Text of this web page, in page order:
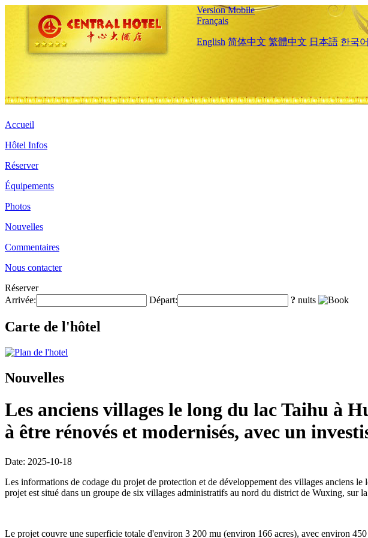
Version Mobile
Français
English 简体中文 繁體中文 日本語 한국어
Accueil
Hôtel Infos
Réserver
Équipements
Photos
Nouvelles
Commentaires
Nous contacter
Réserver
Arrivée:
Départ: ? nuits
Carte de l'hôtel
Nouvelles
Les anciens villages le long du lac Taihu à
à être rénovés et modernisés, avec un
Date: 2025-10-18
Les informations de codage du projet de protection et de développement des villages anciens
projet est situé dans un groupe de six villages administratifs au nord du district de Wuxing,
Le projet couvre une superficie totale d'environ 3 200 mu (environ 166 acres), avec environ